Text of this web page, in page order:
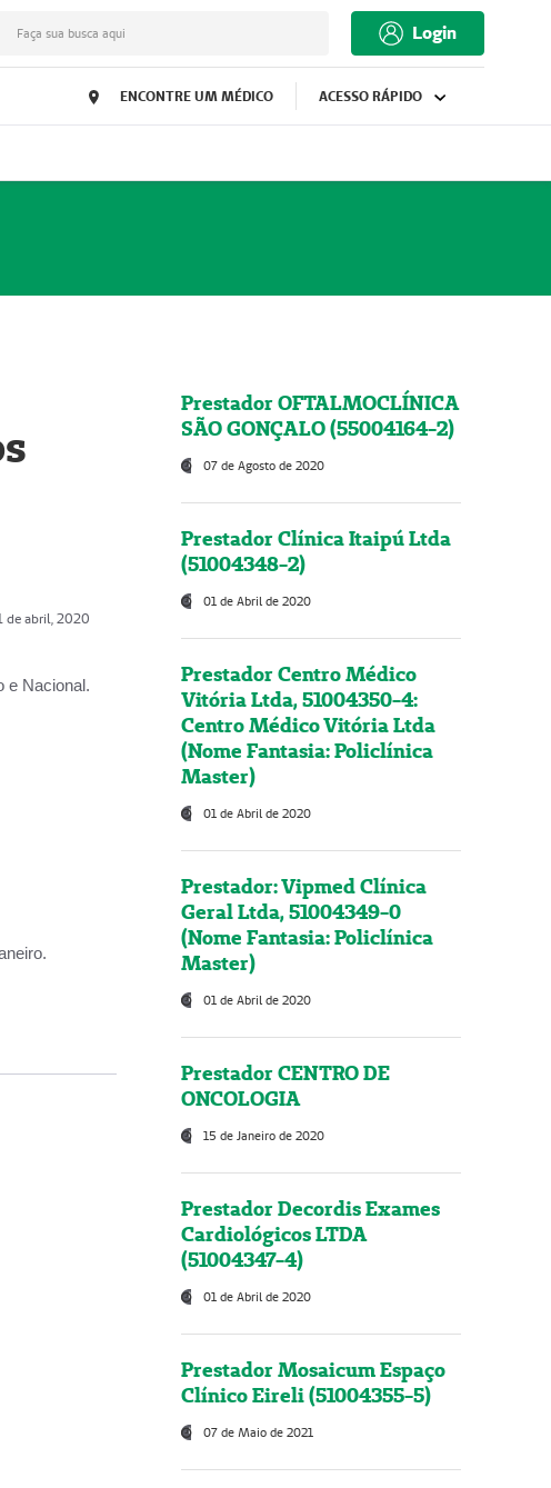
Faça sua busca aqui Login
ENCONTRE UM MÉDICO ACESSO RÁPIDO
de abril, 2020
e Nacional.
Prestador OFTALMOCLÍNICA
SÃO GONÇALO (55004164-2)
07 de Agosto de 2020
Prestador Clínica Itaipú Ltda
(51004348-2)
01 de Abril de 2020
Prestador Centro Médico
Vitória Ltda, 51004350-4:
Centro Médico Vitória Ltda
(Nome Fantasia: Policlínica
Master)
01 de Abril de 2020
Prestador: Vipmed Clínica
Geral Ltda, 51004349-0
(Nome Fantasia: Policlínica
Master)
01 de Abril de 2020
Prestador CENTRO DE
ONCOLOGIA
15 de Janeiro de 2020
Prestador Decordis Exames
Cardiológicos LTDA
(51004347-4)
01 de Abril de 2020
Prestador Mosaicum Espaço
Clínico Eireli (51004355-5)
07 de Maio de 2021